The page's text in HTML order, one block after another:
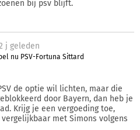
bij psv blijft.
j geleden
nu PSV-Fortuna Sittard
de optie wil lichten, maar die
door Bayern, dan heb je
Krijg je een vergoeding toe,
met Simons volgens